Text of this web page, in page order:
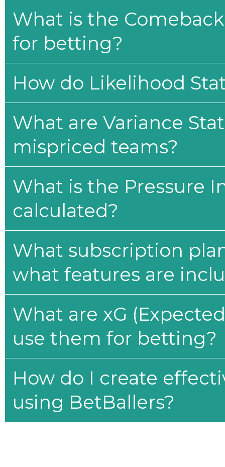
What is the
for betting?
How do Likelihood
What are Variance
mispriced teams?
What is the Pressure
calculated?
What subscription
what features are
What are xG
use them for betting?
How do I create
using BetBallers?